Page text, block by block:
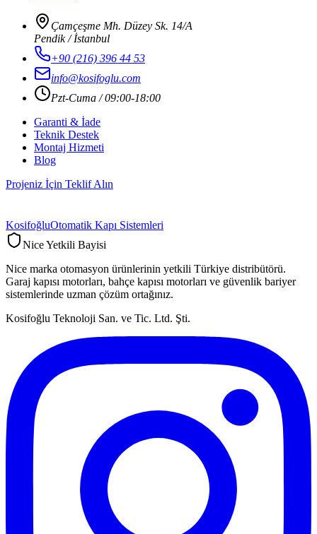
Çamçeşme Mh. Düzey Sk. 14/A
Pendik / İstanbul
+90 (216) 396 44 53
info@kosifoglu.com
Pzt-Cuma / 09:00-18:00
Garanti & İade
Teknik Destek
Montaj Hizmeti
Blog
Projeniz İçin Teklif Alın
KosifoğluOtomatik Kapı Sistemleri
Nice Yetkili Bayisi
Nice marka otomasyon ürünlerinin yetkili Türkiye distribütörü.
Garaj kapısı motorları, bahçe kapısı motorları ve güvenlik bariyer
sistemlerinde uzman çözüm ortağınız.
Kosifoğlu Teknoloji San. ve Tic. Ltd. Şti.